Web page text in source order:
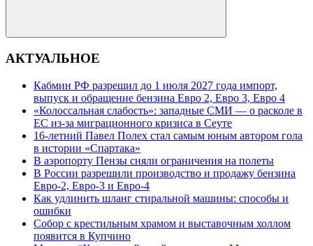
Поиск
АКТУАЛЬНОЕ
Кабмин РФ разрешил до 1 июля 2027 года импорт,
выпуск и обращение бензина Евро 2, Евро 3, Евро 4
«Колоссальная слабость»: западные СМИ — о расколе в
ЕС из-за миграционного кризиса в Сеуте
16-летний Павел Полех стал самым юным автором гола
в истории «Спартака»
В аэропорту Пензы сняли ограничения на полеты
В России разрешили производство и продажу бензина
Евро-2, Евро-3 и Евро-4
Как удлинить шланг стиральной машины: способы и
ошибки
Собор с крестильным храмом и выставочным холлом
появится в Купчино